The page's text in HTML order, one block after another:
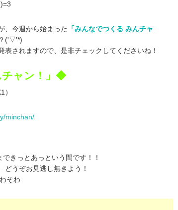
、今週から始まった
「みんなでつくる みんチャ
('▽'*)
表されますので、是非チェックしてくださいね！
ャン！」◆
minchan/
きっとあっという間です！！
どうぞお見逃し無きよう！
そわ